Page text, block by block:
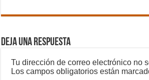
Deja una respuesta
Tu dirección de correo electrónico no
Los campos obligatorios están